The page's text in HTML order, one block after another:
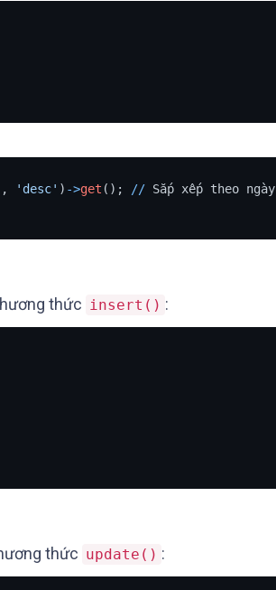
, 'desc' ) ->get (); // Sắp xếp theo ngày
thức insert() :
thức update() :